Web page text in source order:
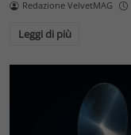
Redazione VelvetMAG
Leggi di più